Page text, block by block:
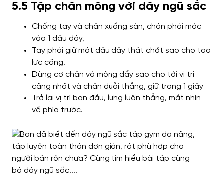
5.5 Tập chân mông với dây ngũ sắc
Chống tay và chân xuống sàn, chân phải móc
vào 1 đầu dây,
Tay phải giữ một đầu dây thật chặt sao cho tạo
lực căng.
Dùng cơ chân và mông đẩy sao cho tới vị trí
căng nhất và chân duỗi thẳng, giữ trong 1 giây
Trở lại vị trí ban đầu, lưng luôn thẳng, mắt nhìn
về phía trước.